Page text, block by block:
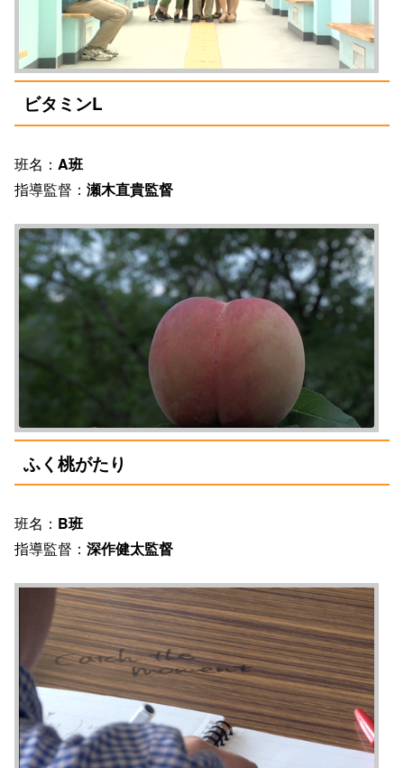
ビタミンL
班名： A班
指導監督： 瀬木直貴監督
ふく桃がたり
班名： B班
指導監督： 深作健太監督